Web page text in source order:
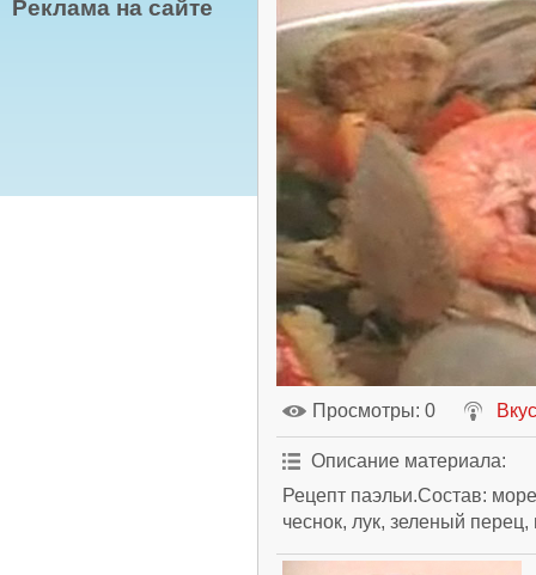
Реклама на сайте
Просмотры: 0
Описание материала:
Рецепт паэльи.Состав:
чеснок, лук, зеленый